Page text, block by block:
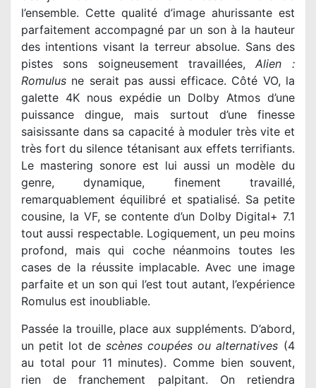
l’ensemble. Cette qualité d’image ahurissante est
parfaitement accompagné par un son à la hauteur
des intentions visant la terreur absolue. Sans des
pistes sons soigneusement travaillées, Alien :
Romulus ne serait pas aussi efficace. Côté VO, la
galette 4K nous expédie un Dolby Atmos d’une
puissance dingue, mais surtout d’une finesse
saisissante dans sa capacité à moduler très vite et
très fort du silence tétanisant aux effets terrifiants.
Le mastering sonore est lui aussi un modèle du
genre, dynamique, finement travaillé,
remarquablement équilibré et spatialisé. Sa petite
cousine, la VF, se contente d’un Dolby Digital+ 7.1
tout aussi respectable. Logiquement, un peu moins
profond, mais qui coche néanmoins toutes les
cases de la réussite implacable. Avec une image
parfaite et un son qui l’est tout autant, l’expérience
Romulus est inoubliable.
Passée la trouille, place aux suppléments. D’abord,
un petit lot de scènes coupées ou alternatives (4
au total pour 11 minutes). Comme bien souvent,
rien de franchement palpitant. On retiendra